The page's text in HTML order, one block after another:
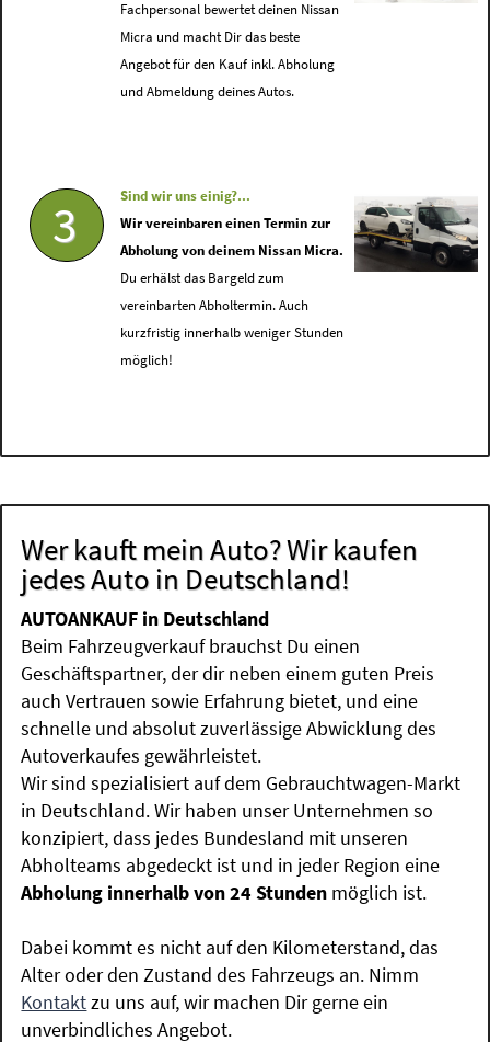
Fachpersonal bewertet deinen Nissan
Micra und macht Dir das beste
Angebot für den Kauf inkl. Abholung
und Abmeldung deines Autos.
3
Sind wir uns einig?...
Wir vereinbaren einen Termin zur
Abholung von deinem Nissan Micra.
Du erhälst das Bargeld zum
vereinbarten Abholtermin. Auch
kurzfristig innerhalb weniger Stunden
möglich!
Wer kauft mein Auto? Wir kaufen
jedes Auto in Deutschland!
AUTOANKAUF in Deutschland
Beim Fahrzeugverkauf brauchst Du einen
Geschäftspartner, der dir neben einem guten Preis
auch Vertrauen sowie Erfahrung bietet, und eine
schnelle und absolut zuverlässige Abwicklung des
Autoverkaufes gewährleistet.
Wir sind spezialisiert auf dem Gebrauchtwagen-Markt
in Deutschland. Wir haben unser Unternehmen so
konzipiert, dass jedes Bundesland mit unseren
Abholteams abgedeckt ist und in jeder Region eine
Abholung innerhalb von 24 Stunden möglich ist.
Dabei kommt es nicht auf den Kilometerstand, das
Alter oder den Zustand des Fahrzeugs an. Nimm
Kontaktzu uns auf, wir machen Dir gerne ein
unverbindliches Angebot.